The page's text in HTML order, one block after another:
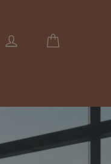
Ingresar